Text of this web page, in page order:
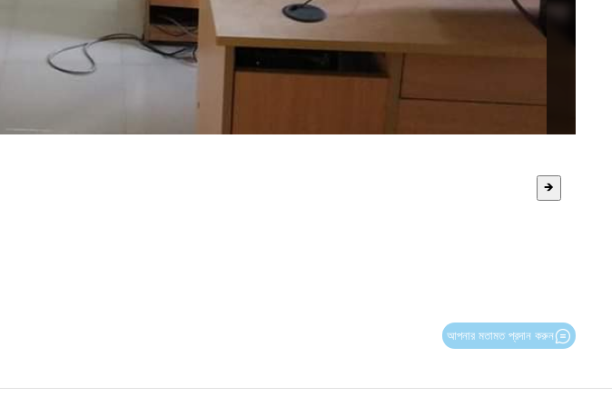
🡺
আপনার মতামত প্রদান করুন